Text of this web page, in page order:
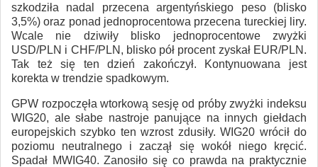
szkodziła nadal przecena argentyńskiego peso (blisko
3,5%) oraz ponad jednoprocentowa przecena tureckiej liry.
Wcale nie dziwiły blisko jednoprocentowe zwyżki
USD/PLN i CHF/PLN, blisko pół procent zyskał EUR/PLN.
Tak też się ten dzień zakończył. Kontynuowana jest
korekta w trendzie spadkowym.
GPW rozpoczęła wtorkową sesję od próby zwyżki indeksu
WIG20, ale słabe nastroje panujące na innych giełdach
europejskich szybko ten wzrost zdusiły. WIG20 wrócił do
poziomu neutralnego i zaczął się wokół niego kręcić.
Spadał MWIG40. Zanosiło się co prawda na praktycznie